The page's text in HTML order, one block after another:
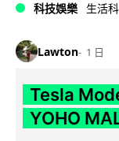
科技娛樂 生活
Lawton 1 日
Tesla
YOHO